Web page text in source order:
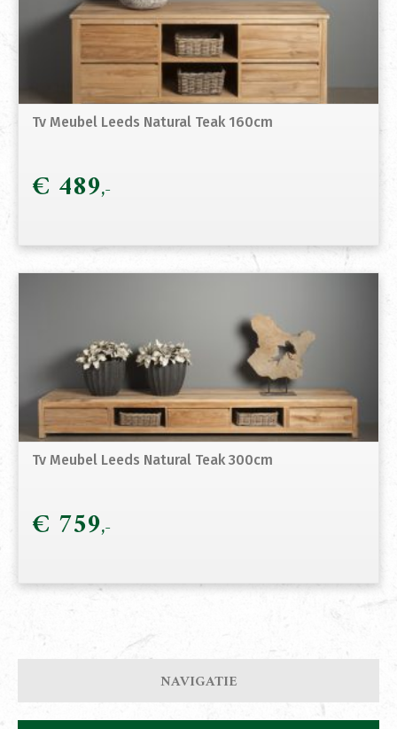
Tv Meubel Leeds Natural Teak 160cm
€ 489
Tv Meubel Leeds Natural Teak 300cm
€ 759
NAVIGATIE